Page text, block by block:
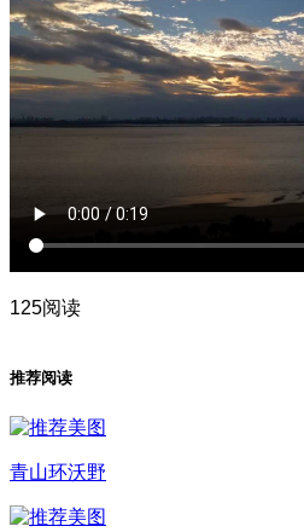
125阅读
推荐阅读
青山环沃野